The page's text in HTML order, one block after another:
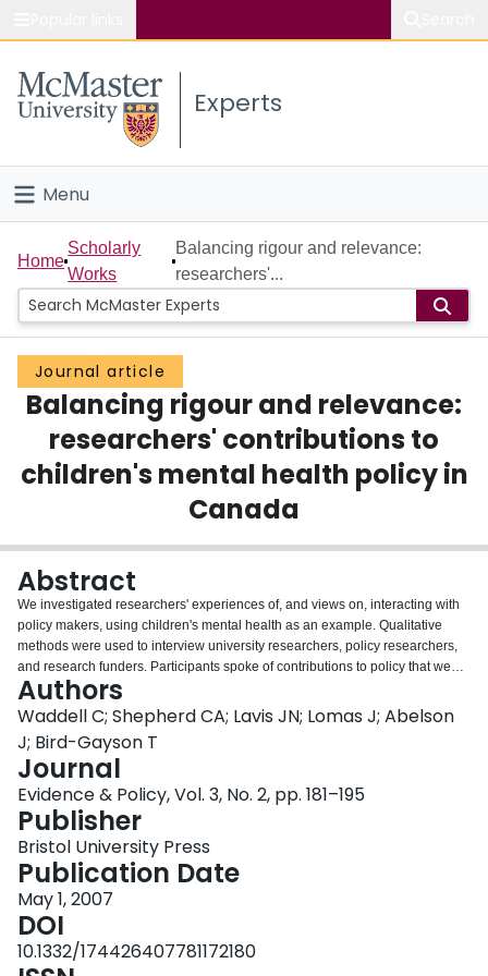
Study
Connect
Experts
Menu
Home
People
Groups
Scholarly Works
About
Home
Scholarly
Works
Balancing rigour and relevance:
researchers'...
Journal article
Balancing rigour and relevance:
researchers' contributions to
children's mental health policy in
Canada
Abstract
We investigated researchers' experiences of, and views on, interacting with
policy makers, using children's mental health as an example. Qualitative
methods were used to interview university researchers, policy researchers,
and research funders. Participants spoke of contributions to policy that went
beyond interaction with policy makers. We describe how participants
became motivated, developed approaches, and created new environments
to contribute to policy. Our findings suggest that university researchers
should challenge their peers to better recognise and support policy
interaction and public engagement. Both university and policy researchers
must balance academic rigour and policy relevance to make meaningful
contributions to policy. Spanish Investigamos las experiencias y opiniones
de investigadores en la relación con los elaboradores políticos, usando la
salud mental de los niños como ejemplo. Se usaron métodos cualitativos
para entrevistar investigadores universitarios, investigadores políticos y
quienes financian la investigación. Los participantes hablaron de
contribuciones políticas más allá de la interacción con los elaboradores
políticos. Describimos cómo los participantes se motivaron, desarrollaron
planteamientos, y crearon nuevos ambientes para contribuir a la política.
Authors
Waddell C; Shepherd CA; Lavis JN; Lomas J; Abelson
J; Bird-Gayson T
Journal
Evidence & Policy, Vol. 3, No. 2, pp. 181–195
Publisher
Bristol University Press
Publication Date
May 1, 2007
DOI
10.1332/174426407781172180